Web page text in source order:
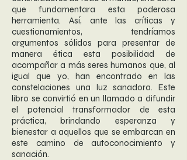
que fundamentara esta poderosa
herramienta. Así, ante las críticas y
cuestionamientos, tendríamos
argumentos sólidos para presentar de
manera ética esta posibilidad de
acompañar a más seres humanos que, al
igual que yo, han encontrado en las
constelaciones una luz sanadora. Este
libro se convirtió en un llamado a difundir
el potencial transformador de esta
práctica, brindando esperanza y
bienestar a aquellos que se embarcan en
este camino de autoconocimiento y
sanación.